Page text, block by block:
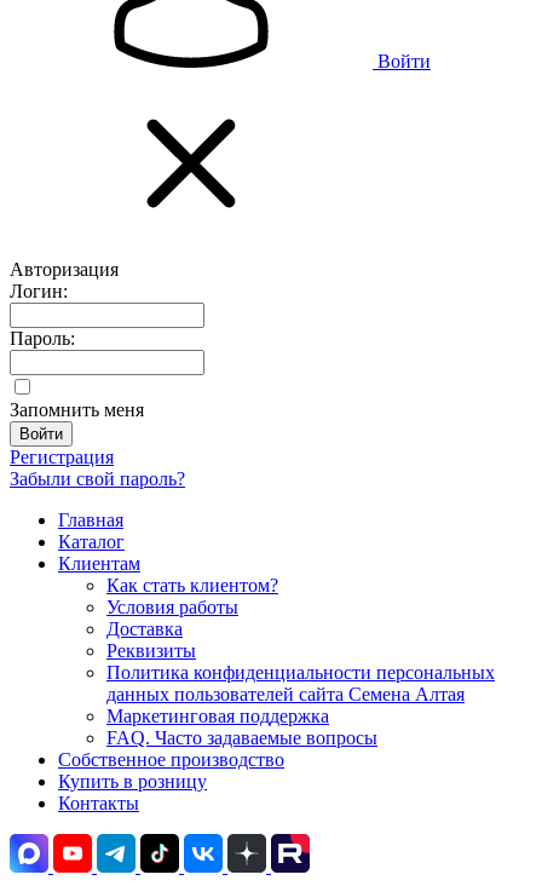
Войти
Авторизация
Логин:
Пароль:
Запомнить меня
Регистрация
Забыли свой пароль?
Главная
Каталог
Клиентам
Как стать клиентом?
Условия работы
Доставка
Реквизиты
Политика конфиденциальности персональных
данных пользователей сайта Семена Алтая
Маркетинговая поддержка
FAQ. Часто задаваемые вопросы
Собственное производство
Купить в розницу
Контакты